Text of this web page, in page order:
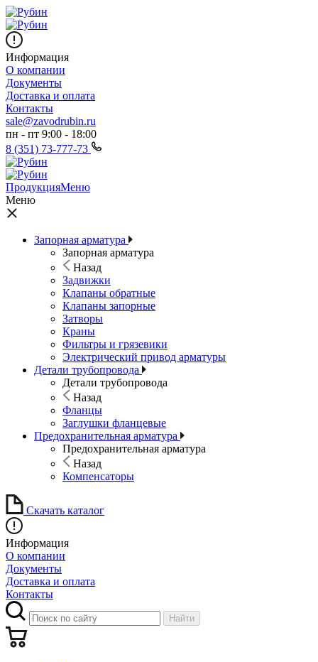
Информация
О компании
Документы
Доставка и оплата
Контакты
sale@zavodrubin.ru
пн - пт 9:00 - 18:00
8 (351) 73-777-73
ПродукцияМеню
Меню
Запорная арматура
Запорная арматура
Назад
Задвижки
Клапаны обратные
Клапаны запорные
Затворы
Краны
Фильтры и грязевики
Электрический привод арматуры
Детали трубопровода
Детали трубопровода
Назад
Фланцы
Заглушки фланцевые
Предохранительная арматура
Предохранительная арматура
Назад
Компенсаторы
Скачать каталог
Информация
О компании
Документы
Доставка и оплата
Контакты
Найти